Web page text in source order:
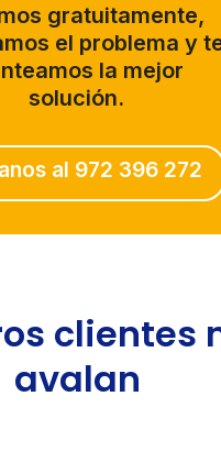
gratuitamente,
el problema y
la mejor
solución.
al 972 396 272
clientes
avalan